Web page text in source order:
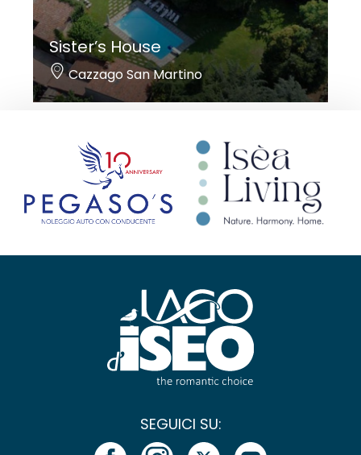
Sister’s House
Cazzago San Martino
SEGUICI SU: